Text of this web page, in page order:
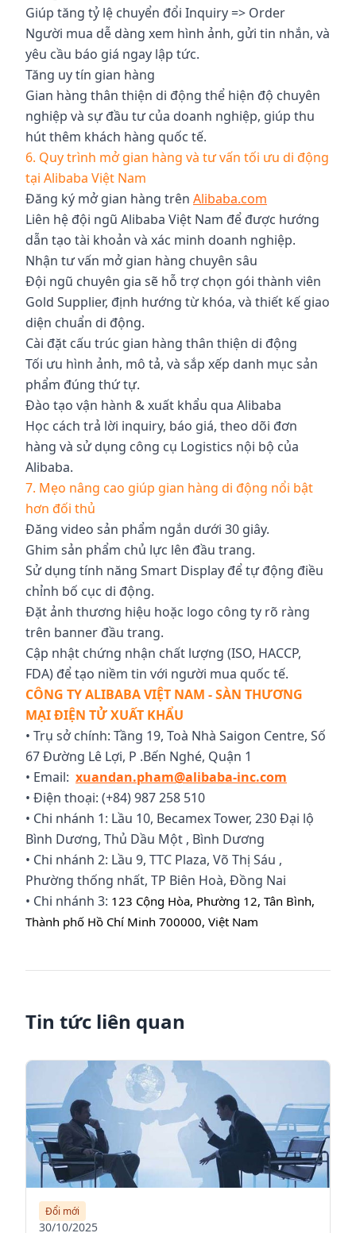
Giúp tăng tỷ lệ chuyển đổi Inquiry => Order
Người mua dễ dàng xem hình ảnh, gửi tin nhắn, và
yêu cầu báo giá ngay lập tức.
Tăng uy tín gian hàng
Gian hàng thân thiện di động thể hiện độ chuyên
nghiệp và sự đầu tư của doanh nghiệp, giúp thu
hút thêm khách hàng quốc tế.
6. Quy trình mở gian hàng và tư vấn tối ưu di động
tại Alibaba Việt Nam
Đăng ký mở gian hàng trên Alibaba.com
Liên hệ đội ngũ Alibaba Việt Nam để được hướng
dẫn tạo tài khoản và xác minh doanh nghiệp.
Nhận tư vấn mở gian hàng chuyên sâu
Đội ngũ chuyên gia sẽ hỗ trợ chọn gói thành viên
Gold Supplier, định hướng từ khóa, và thiết kế giao
diện chuẩn di động.
Cài đặt cấu trúc gian hàng thân thiện di động
Tối ưu hình ảnh, mô tả, và sắp xếp danh mục sản
phẩm đúng thứ tự.
Đào tạo vận hành & xuất khẩu qua Alibaba
Học cách trả lời inquiry, báo giá, theo dõi đơn
hàng và sử dụng công cụ Logistics nội bộ của
Alibaba.
7. Mẹo nâng cao giúp gian hàng di động nổi bật
hơn đối thủ
Đăng video sản phẩm ngắn dưới 30 giây.
Ghim sản phẩm chủ lực lên đầu trang.
Sử dụng tính năng Smart Display để tự động điều
chỉnh bố cục di động.
Đặt ảnh thương hiệu hoặc logo công ty rõ ràng
trên banner đầu trang.
Cập nhật chứng nhận chất lượng (ISO, HACCP,
FDA) để tạo niềm tin với người mua quốc tế.
CÔNG TY ALIBABA VIỆT NAM - SÀN THƯƠNG
MẠI ĐIỆN TỬ XUẤT KHẨU
• Trụ sở chính: Tầng 19, Toà Nhà Saigon Centre, Số
67 Đường Lê Lợi, P .Bến Nghé, Quận 1
• Email: xuandan.pham@alibaba-inc.com
• Điện thoại: (+84) 987 258 510
• Chi nhánh 1: Lầu 10, Becamex Tower, 230 Đại lộ
Bình Dương, Thủ Dầu Một , Bình Dương
• Chi nhánh 2: Lầu 9, TTC Plaza, Võ Thị Sáu ,
Phường thống nhất, TP Biên Hoà, Đồng Nai
• Chi nhánh 3: 123 Cộng Hòa, Phường 12, Tân Bình,
Thành phố Hồ Chí Minh 700000, Việt Nam
Tin tức liên quan
Đổi mới
30/10/2025